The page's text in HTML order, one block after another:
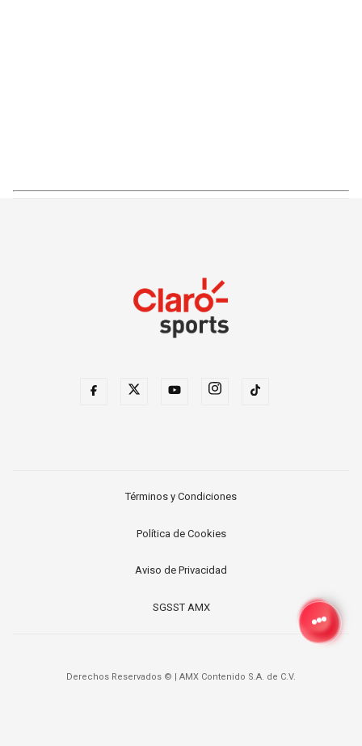
Términos y Condiciones
Política de Cookies
Aviso de Privacidad
SGSST AMX
Derechos Reservados © AMX Contenido S.A. de C.V.